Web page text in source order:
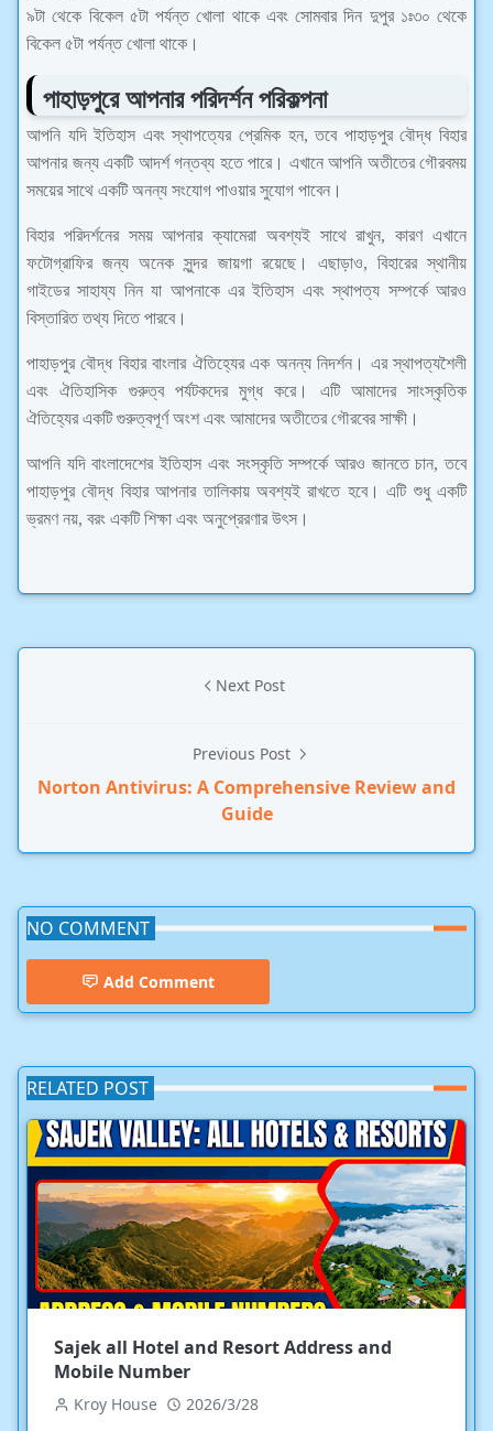
৯টা থেকে বিকেল ৫টা পর্যন্ত খোলা থাকে এবং সোমবার দিন দুপুর ১ঃ৩০ থেকে
বিকেল ৫টা পর্যন্ত খোলা থাকে।
পাহাড়পুরে আপনার পরিদর্শন পরিকল্পনা
আপনি যদি ইতিহাস এবং স্থাপত্যের প্রেমিক হন, তবে পাহাড়পুর বৌদ্ধ বিহার
আপনার জন্য একটি আদর্শ গন্তব্য হতে পারে। এখানে আপনি অতীতের গৌরবময়
সময়ের সাথে একটি অনন্য সংযোগ পাওয়ার সুযোগ পাবেন।
বিহার পরিদর্শনের সময় আপনার ক্যামেরা অবশ্যই সাথে রাখুন, কারণ এখানে
ফটোগ্রাফির জন্য অনেক সুন্দর জায়গা রয়েছে। এছাড়াও, বিহারের স্থানীয়
গাইডের সাহায্য নিন যা আপনাকে এর ইতিহাস এবং স্থাপত্য সম্পর্কে আরও
বিস্তারিত তথ্য দিতে পারবে।
পাহাড়পুর বৌদ্ধ বিহার বাংলার ঐতিহ্যের এক অনন্য নিদর্শন। এর স্থাপত্যশৈলী
এবং ঐতিহাসিক গুরুত্ব পর্যটকদের মুগ্ধ করে। এটি আমাদের সাংস্কৃতিক
ঐতিহ্যের একটি গুরুত্বপূর্ণ অংশ এবং আমাদের অতীতের গৌরবের সাক্ষী।
আপনি যদি বাংলাদেশের ইতিহাস এবং সংস্কৃতি সম্পর্কে আরও জানতে চান, তবে
পাহাড়পুর বৌদ্ধ বিহার আপনার তালিকায় অবশ্যই রাখতে হবে। এটি শুধু একটি
ভ্রমণ নয়, বরং একটি শিক্ষা এবং অনুপ্রেরণার উৎস।
Next Post
Previous Post
Norton Antivirus: A Comprehensive Review and
Guide
NO COMMENT
Add Comment
RELATED POST
Sajek all Hotel and Resort Address and
Mobile Number
Kroy House 2026/3/28